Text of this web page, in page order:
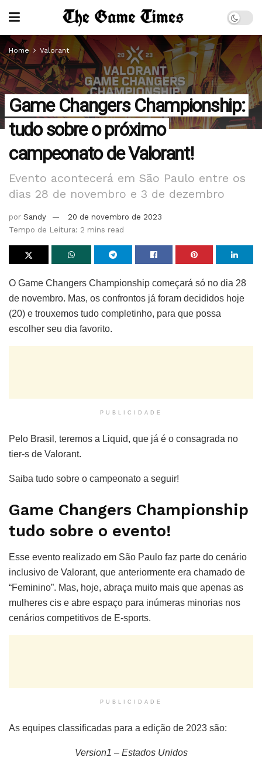
Home Valorant
Game Changers Championship:
tudo sobre o próximo
campeonato de Valorant!
Evento acontecerá em São Paulo entre os
dias 28 de novembro e 3 de dezembro
por Sandy
20 de novembro de 2023
Tempo de Leitura: 2 mins read
O Game Changers Championship começará só no dia 28
de novembro. Mas, os confrontos já foram decididos hoje
(20) e trouxemos tudo completinho, para que possa
escolher seu dia favorito.
PUBLICIDADE
Pelo Brasil, teremos a Liquid, que já é o consagrada no
tier-s de Valorant.
Saiba tudo sobre o campeonato a seguir!
Game Changers Championship
tudo sobre o evento!
Esse evento realizado em São Paulo faz parte do cenário
inclusivo de Valorant, que anteriormente era chamado de
“Feminino”. Mas, hoje, abraça muito mais que apenas as
mulheres cis e abre espaço para inúmeras minorias nos
cenários competitivos de E-sports.
PUBLICIDADE
As equipes classificadas para a edição de 2023 são:
Version1 – Estados Unidos